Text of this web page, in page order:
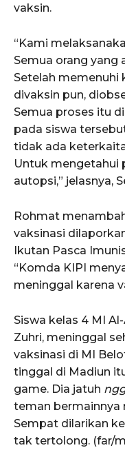
vaksin.
“Kami
Semua orang yang
Setelah memenuhi
divaksin pun,
Semua proses itu
pada siswa
tidak ada
Untuk mengetahui
autopsi,” jelasnya,
Rohmat
vaksinasi
Ikutan Pasca
“Komda KIPI
meninggal karena
Siswa kelas 4 MI
Zuhri, meninggal
vaksinasi di MI
tinggal di Madiun
game. Dia jatuh
teman bermainnya
Sempat dilarikan
tak tertolong. (far/